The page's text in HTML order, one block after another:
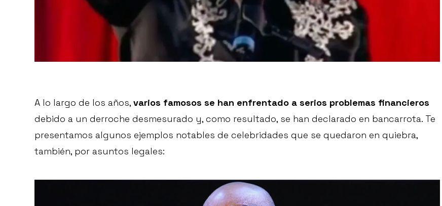
A lo largo de los años, varios famosos se han enfrentado a serios problemas financieros
debido a un derroche desmesurado y, como resultado, se han declarado en bancarrota. Te
presentamos algunos ejemplos notables de celebridades que se quedaron en quiebra,
también, por asuntos legales: